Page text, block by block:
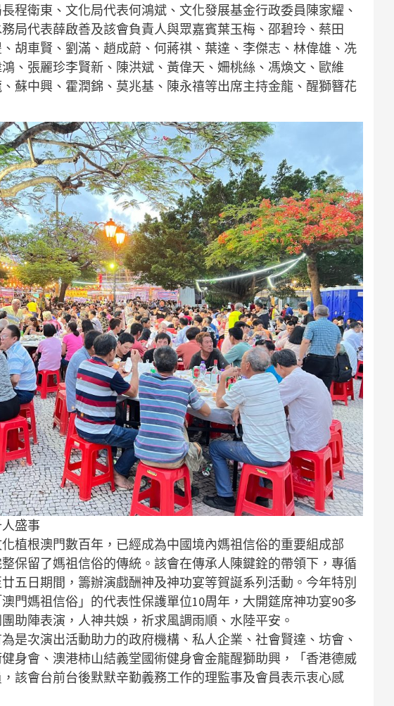
程衛東、文化局代表何鴻斌、文化發展基金行政委員陳家耀、
局代表薛啟善及該會負責人與眾嘉賓葉玉梅、邵碧玲、蔡田
胡車賢、劉滿、趙成蔚、何蔣祺、葉達、李傑志、林偉雄、冼
、張麗珍李賢新、陳洪斌、黃偉天、姍桃絲、馮煥文、歐維
蘇中興、霍潤錦、莫兆基、陳永禧等出席主持金龍、醒獅簪花
盛事
植根澳門數百年，已經成為中國境內媽祖信俗的重要組成部
保留了媽祖信俗的傳統。該會在傳承人陳鍵銓的帶領下，專循
五日期間，籌辦演戲酬神及神功宴等賀誕系列活動。今年特別
門媽祖信俗」的代表性保護單位10周年，大開筵席神功宴90多
助陣表演，人神共娛，祈求風調雨順、水陸平安。
是次演出活動助力的政府機構、私人企業、社會賢達、坊會、
身會、澳港柿山結義堂國術健身會金龍醒獅助興，「香港德威
該會台前台後默默辛勤義務工作的理監事及會員表示衷心感